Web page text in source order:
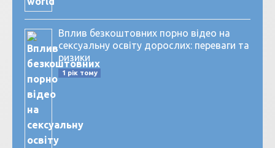
Вплив безкоштовних порно відео на
сексуальну освіту дорослих: переваги та
ризики
1 рік тому